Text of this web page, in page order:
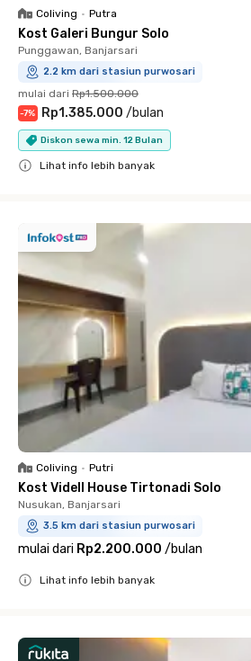
Coliving • Putra
Kost Galeri Bungur Solo
Punggawan, Banjarsari
2.2 km dari stasiun purwosari
mulai dari Rp1.500.000
-7% Rp1.385.000 /bulan
Diskon sewa min. 12 Bulan
Lihat info lebih banyak
Coliving • Putri
Kost Videll House Tirtonadi Solo
Nusukan, Banjarsari
3.5 km dari stasiun purwosari
mulai dari Rp2.200.000 /bulan
Lihat info lebih banyak